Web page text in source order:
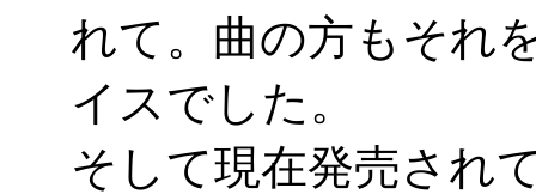
れて。曲の方もそれ
イスでした。
そして現在発売され